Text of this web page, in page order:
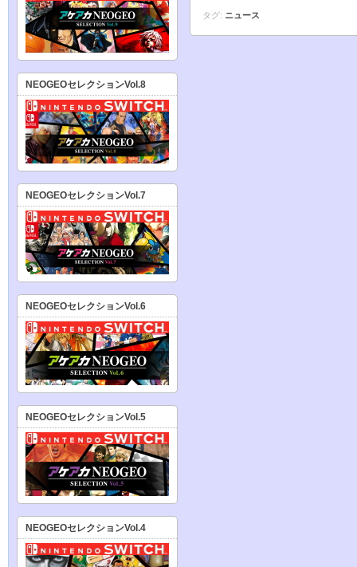
タグ: ニュース
NEOGEOセレクションVol.8
NEOGEOセレクションVol.7
NEOGEOセレクションVol.6
NEOGEOセレクションVol.5
NEOGEOセレクションVol.4